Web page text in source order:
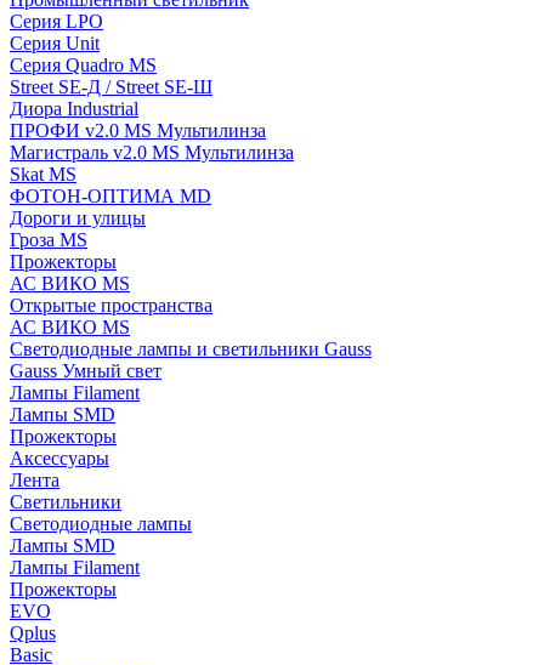
Серия LPO
Серия Unit
Серия Quadro MS
Street SE-Д / Street SE-Ш
Диора Industrial
ПРОФИ v2.0 MS Мультилинза
Магистраль v2.0 MS Мультилинза
Skat MS
ФОТОН-ОПТИМА MD
Дороги и улицы
Гроза MS
Прожекторы
АС ВИКО MS
Открытые пространства
АС ВИКО MS
Светодиодные лампы и светильники Gauss
Gauss Умный свет
Лампы Filament
Лампы SMD
Прожекторы
Аксессуары
Лента
Светильники
Светодиодные лампы
Лампы SMD
Лампы Filament
Прожекторы
EVO
Qplus
Basic